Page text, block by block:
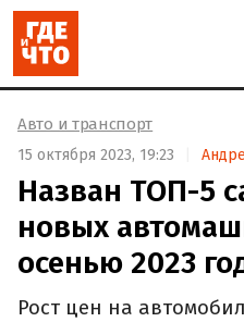
Авто и транспорт
15 октября 2023, 19:23
Назван ТОП-5
новых
осенью 2023
Рост цен на